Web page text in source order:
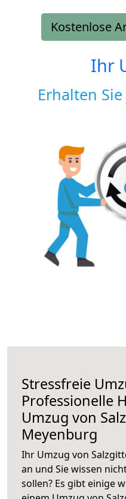
Kostenlose
Ihr
Erhalten
Stressfreie
Professionelle
Umzug von
Meyenburg
Ihr Umzug von
an und Sie wissen
sollen? Es gibt einige